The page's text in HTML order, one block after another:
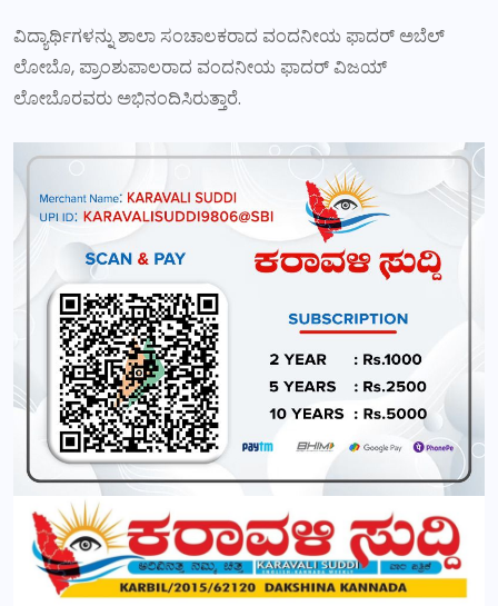
ವಿದ್ಯಾರ್ಥಿಗಳನ್ನು ಶಾಲಾ ಸಂಚಾಲಕರಾದ ವಂದನೀಯ ಫಾದರ್ ಅಬೆಲ್
ಲೋಬೊ, ಪ್ರಾಂಶುಪಾಲರಾದ ವಂದನೀಯ ಫಾದರ್ ವಿಜಯ್
ಲೋಬೊರವರು ಅಭಿನಂದಿಸಿರುತ್ತಾರೆ.